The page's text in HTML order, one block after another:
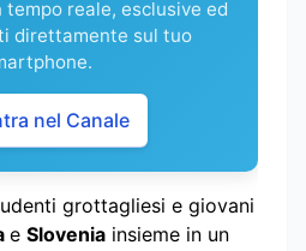
reale, esclusive ed
direttamente sul tuo
nel Canale
grottagliesi e giovani
e Slovenia insieme in un